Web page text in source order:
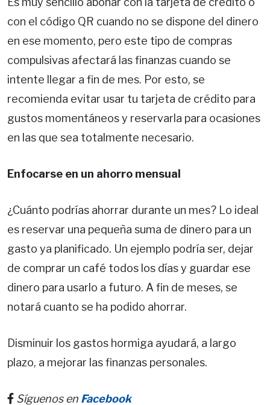
con el código QR cuando no se dispone del dinero
en ese momento, pero este tipo de compras
compulsivas afectará las finanzas cuando se
intente llegar a fin de mes. Por esto, se
recomienda evitar usar tu tarjeta de crédito para
gustos momentáneos y reservarla para ocasiones
en las que sea totalmente necesario.
Enfocarse en un ahorro mensual
¿Cuánto podrías ahorrar durante un mes? Lo ideal
es reservar una pequeña suma de dinero para un
gasto ya planificado. Un ejemplo podría ser, dejar
de comprar un café todos los días y guardar ese
dinero para usarlo a futuro. A fin de meses, se
notará cuanto se ha podido ahorrar.
Disminuir los gastos hormiga ayudará, a largo
plazo, a mejorar las finanzas personales.
Síguenos en Facebook